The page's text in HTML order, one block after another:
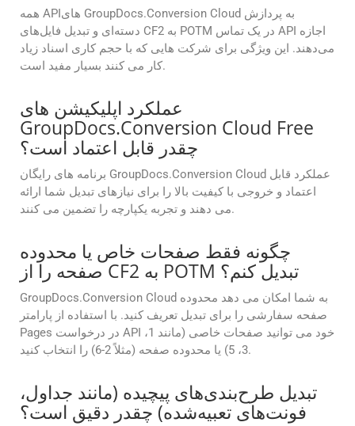
همه APIهای GroupDocs.Conversion Cloud به پردازش
دسته‌ای و تبدیل فایل‌های CF2 به POTM در یک تماس API اجازه
می‌دهند. این ویژگی برای شرکت هایی که با حجم کاری اسناد زیاد
کار می کنند بسیار مفید است.
عملکرد اپلیکیشن های
GroupDocs.Conversion Cloud Free
چقدر قابل اعتماد است؟
برنامه های رایگان GroupDocs.Conversion Cloud عملکرد قابل
اعتماد و خروجی با کیفیت بالا را برای نیازهای تبدیل شما ارائه
می دهند و تجربه یکپارچه را تضمین می کنند.
چگونه فقط صفحات خاص یا محدوده
صفحه را از CF2 به POTM تبدیل کنم؟
GroupDocs.Conversion Cloud به شما امکان می دهد محدوده
صفحه سفارشی را برای تبدیل تعریف کنید. با استفاده از پارامتر
Pages در درخواست API خود می توانید صفحات خاصی (مانند 1،
3، 5) یا محدوده صفحه (مثلاً 2-6) را انتخاب کنید.
تبدیل طرح‌بندی‌های پیچیده (مانند جداول،
فونت‌های تعبیه‌شده) چقدر دقیق است؟